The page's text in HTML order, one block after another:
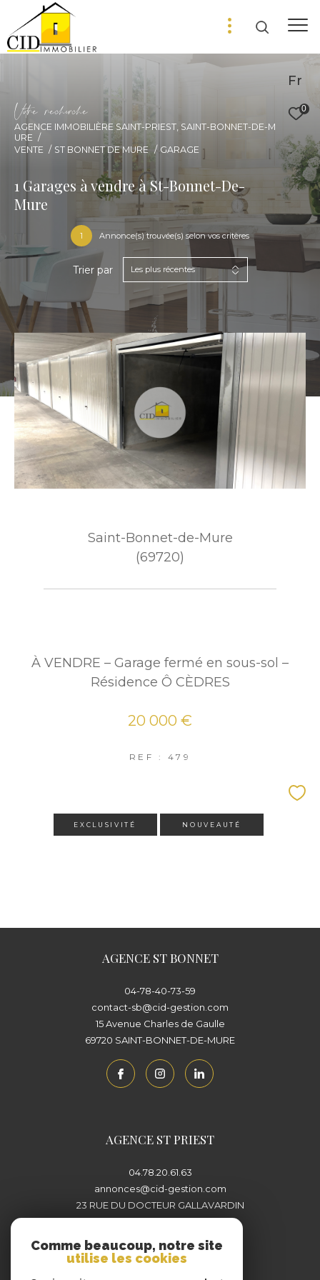
Fr
0
Vore recece
AGENCE IMMOBILIÈRE SAINT-PRIEST, SAINT-BONNET-DE-M
URE
VENTE
ST BONNET DE MURE GARAGE
1 Garages à vendre à St-Bonnet-De-
Mure
1 Annonce(s) trouvée(s) selon vos critères
Trier par Les plus récentes
Saint-Bonnet-de-Mure
(69720)
À VENDRE – Garage fermé en sous-sol –
Résidence Ô CÈDRES
20 000 €
REF : 479
EXCLUSIVITÉ NOUVEAUTÉ
AGENCE ST BONNET
04-78-40-73-59
contact-sb@cid-gestion.com
15 Avenue Charles de Gaulle
69720
SAINT-BONNET-DE-MURE
AGENCE ST PRIEST
04.78.20.61.63
annonces@cid-gestion.com
23 RUE DU DOCTEUR GALLAVARDIN
69800 SAINT-PRIEST
Comme beaucoup, notre site
utilise les cookies